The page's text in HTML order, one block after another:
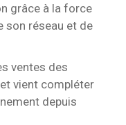
grâce à la force
son réseau et de
ventes des
vient compléter
depuis